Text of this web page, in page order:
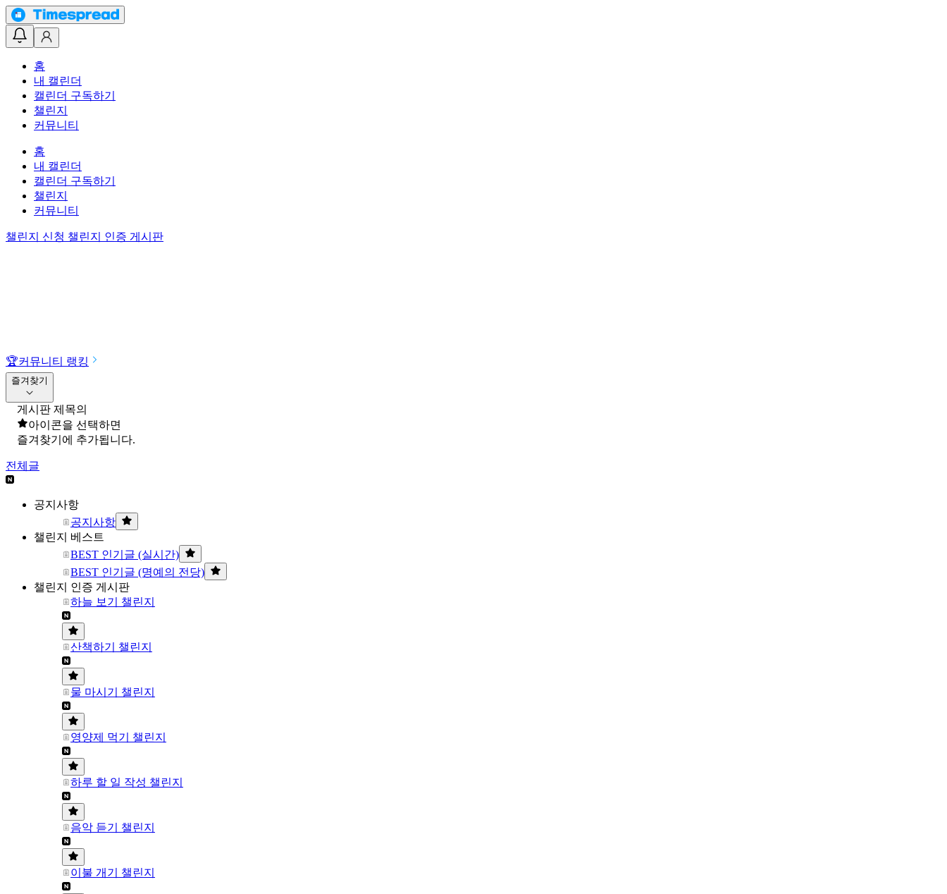
홈
내 캘린더
캘린더 구독하기
챌린지
커뮤니티
홈
내 캘린더
캘린더 구독하기
챌린지
커뮤니티
챌린지 신청 챌린지 인증 게시판
🏆커뮤니티 랭킹
즐겨찾기
게시판 제목의
아이콘을 선택하면
즐겨찾기에 추가됩니다.
전체글
공지사항
공지사항
챌린지 베스트
BEST 인기글 (실시간)
BEST 인기글 (명예의 전당)
챌린지 인증 게시판
하늘 보기 챌린지
산책하기 챌린지
물 마시기 챌린지
영양제 먹기 챌린지
하루 할 일 작성 챌린지
음악 듣기 챌린지
이불 개기 챌린지